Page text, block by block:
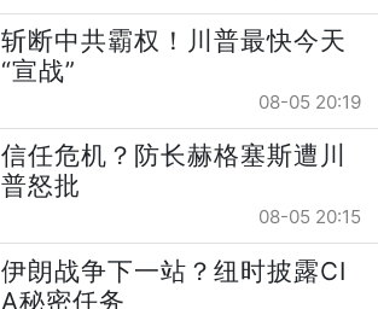
斩断中共霸权！川普最快今天
“宣战”
08-05 20:19
信任危机？防长赫格塞斯遭川
普怒批
08-05 20:15
伊朗战争下一站？纽时披露CI
A秘密任务